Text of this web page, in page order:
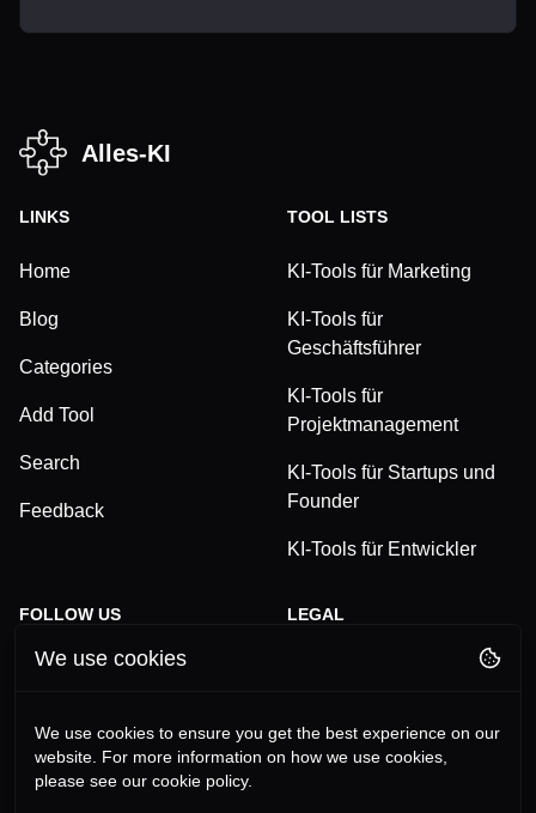
Alles-KI
LINKS
Home
Blog
Categories
Add Tool
Search
Feedback
TOOL LISTS
KI-Tools für Marketing
KI-Tools für
Geschäftsführer
KI-Tools für
Projektmanagement
KI-Tools für Startups und
Founder
KI-Tools für Entwickler
FOLLOW US
TikTok
YouTube
LEGAL
Imprint
We use cookies
We use cookies to ensure you get the best experience on our
website. For more information on how we use cookies,
please see our cookie policy.